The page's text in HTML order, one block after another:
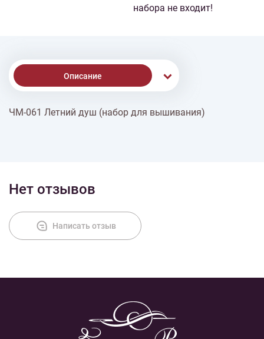
набора не входит!
Описание
Доставка
ЧМ-061 Летний душ (набор для вышивания)
Нет отзывов
Написать отзыв